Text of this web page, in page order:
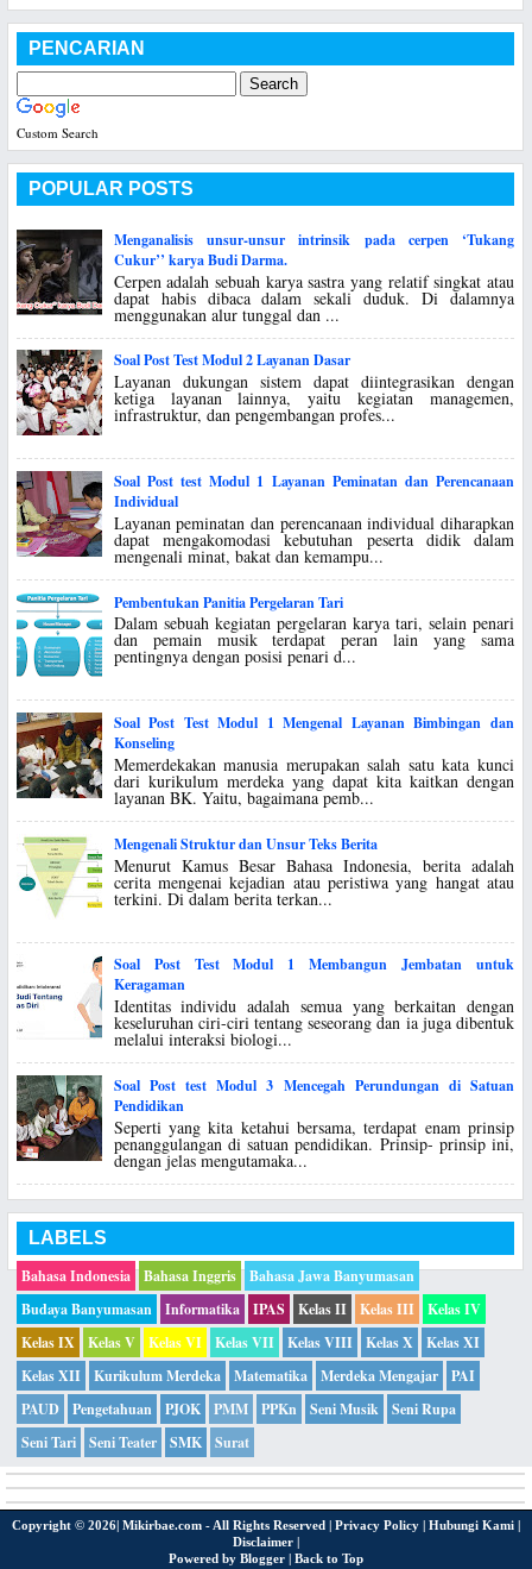
PENCARIAN
Custom Search
POPULAR POSTS
Menganalisis unsur-unsur intrinsik pada cerpen ‘Tukang
Cukur’’ karya Budi Darma.
Cerpen adalah sebuah karya sastra yang relatif singkat atau
dapat habis dibaca dalam sekali duduk. Di dalamnya
menggunakan alur tunggal dan ...
Soal Post Test Modul 2 Layanan Dasar
Layanan dukungan sistem dapat diintegrasikan dengan
ketiga layanan lainnya, yaitu kegiatan managemen,
infrastruktur, dan pengembangan profes...
Soal Post test Modul 1 Layanan Peminatan dan Perencanaan
Individual
Layanan peminatan dan perencanaan individual diharapkan
dapat mengakomodasi kebutuhan peserta didik dalam
mengenali minat, bakat dan kemampu...
Pembentukan Panitia Pergelaran Tari
Dalam sebuah kegiatan pergelaran karya tari, selain penari
dan pemain musik terdapat peran lain yang sama
pentingnya dengan posisi penari d...
Soal Post Test Modul 1 Mengenal Layanan Bimbingan dan
Konseling
Memerdekakan manusia merupakan salah satu kata kunci
dari kurikulum merdeka yang dapat kita kaitkan dengan
layanan BK. Yaitu, bagaimana pemb...
Mengenali Struktur dan Unsur Teks Berita
Menurut Kamus Besar Bahasa Indonesia, berita adalah
cerita mengenai kejadian atau peristiwa yang hangat atau
terkini. Di dalam berita terkan...
Soal Post Test Modul 1 Membangun Jembatan untuk
Keragaman
Identitas individu adalah semua yang berkaitan dengan
keseluruhan ciri-ciri tentang seseorang dan ia juga dibentuk
melalui interaksi biologi...
Soal Post test Modul 3 Mencegah Perundungan di Satuan
Pendidikan
Seperti yang kita ketahui bersama, terdapat enam prinsip
penanggulangan di satuan pendidikan. Prinsip- prinsip ini,
dengan jelas mengutamaka...
LABELS
Bahasa Indonesia
Bahasa Inggris
Bahasa Jawa Banyumasan
Budaya Banyumasan
Informatika IPAS Kelas II Kelas III
Kelas IV
Kelas IX
Kelas V Kelas VI Kelas VII Kelas VIII Kelas X
Kelas XI
Kelas XII
Kurikulum Merdeka Matematika Merdeka Mengajar
PAI
PAUD
Pengetahuan PJOK PMM PPKn Seni Musik
Seni Rupa
Seni Tari
Seni Teater SMK Surat
Copyright © 2026| Mikirbae.com - All Rights Reserved | Privacy Policy | Hubungi Kami |
Disclaimer |
Powered by Blogger | Back to Top